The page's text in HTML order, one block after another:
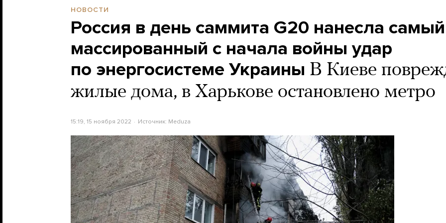
НОВОСТИ
Россия в день саммита G20 нанесла самый
массированный с начала войны удар
по энергосистеме Украины В Киеве
жилые дома, в Харькове остановлено метро
15:19, 15 ноября 2022 Источник: Meduza